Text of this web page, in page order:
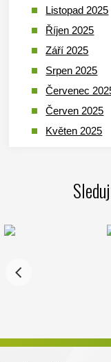
Listopad 2025
Říjen 2025
Září 2025
Srpen 2025
Červenec
Červen 2025
Květen 2025
Leden 2025
Listopad 2024